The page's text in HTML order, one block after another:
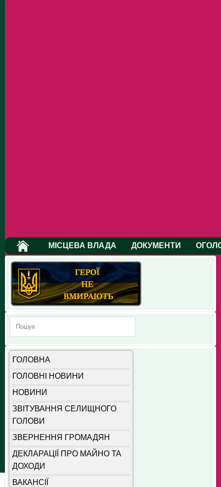
МІСЦЕВА ВЛАДА ДОКУМЕНТИ
ГОЛОВНА
ГОЛОВНІ НОВИНИ
НОВИНИ
ЗВІТУВАННЯ СЕЛИЩНОГО
ГОЛОВИ
ЗВЕРНЕННЯ ГРОМАДЯН
ДЕКЛАРАЦІЇ ПРО МАЙНО ТА
ДОХОДИ
ВАКАНСІЇ